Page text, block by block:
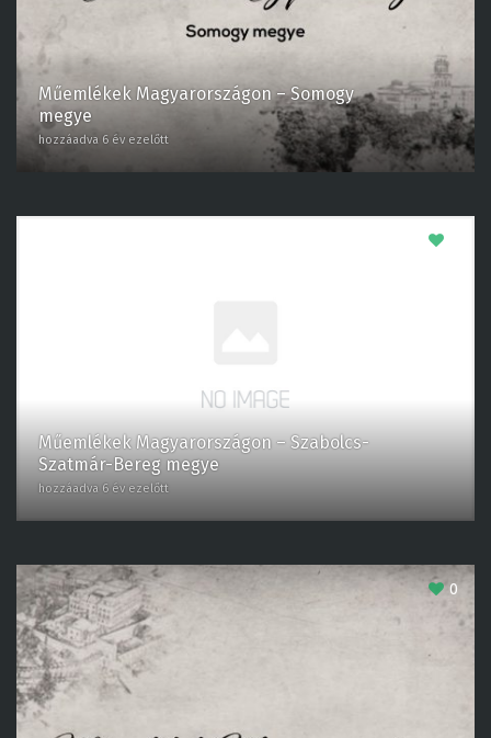
Műemlékek Magyarországon – Somogy
megye
hozzáadva 6 év ezelőtt
0
Műemlékek Magyarországon – Szabolcs-
Szatmár-Bereg megye
hozzáadva 6 év ezelőtt
0